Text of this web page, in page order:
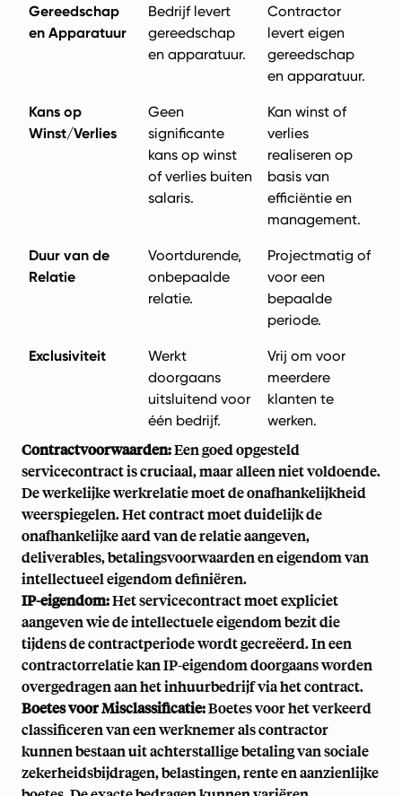
Gereedschap
en Apparatuur
Bedrijf levert
gereedschap
en apparatuur.
Contractor
levert eigen
gereedschap
en apparatuur.
Kans op
Winst/Verlies
Geen
significante
kans op winst
of verlies buiten
salaris.
Kan winst of
verlies
realiseren op
basis van
efficiëntie en
management.
Duur van de
Relatie
Voortdurende,
onbepaalde
relatie.
Projectmatig of
voor een
bepaalde
periode.
Exclusiviteit
Werkt
doorgaans
uitsluitend voor
één bedrijf.
Vrij om voor
meerdere
klanten te
werken.
Contractvoorwaarden:Een goed opgesteld
servicecontract is cruciaal, maar alleen niet voldoende.
De werkelijke werkrelatie moet de onafhankelijkheid
weerspiegelen. Het contract moet duidelijk de
onafhankelijke aard van de relatie aangeven,
deliverables, betalingsvoorwaarden en eigendom van
intellectueel eigendom definiëren.
IP-eigendom:Het servicecontract moet expliciet
aangeven wie de intellectuele eigendom bezit die
tijdens de contractperiode wordt gecreëerd. In een
contractorrelatie kan IP-eigendom doorgaans worden
overgedragen aan het inhuurbedrijf via het contract.
Boetes voor Misclassificatie:Boetes voor het verkeerd
classificeren van een werknemer als contractor
kunnen bestaan uit achterstallige betaling van sociale
zekerheidsbijdragen, belastingen, rente en aanzienlijke